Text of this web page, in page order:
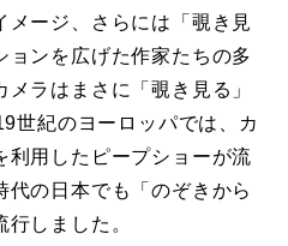
メージ、さらには「覗き見
ョンを広げた作家たちの多
ラはまさに「覗き見る」
世紀のヨーロッパでは、カ
利用したピープショーが流
の日本でも「のぞきから
しました。